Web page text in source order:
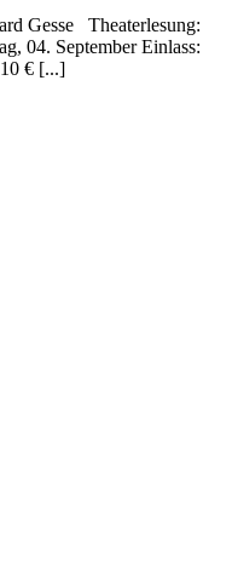
Gesse Theaterlesung:
04. September Einlass:
€ [...]